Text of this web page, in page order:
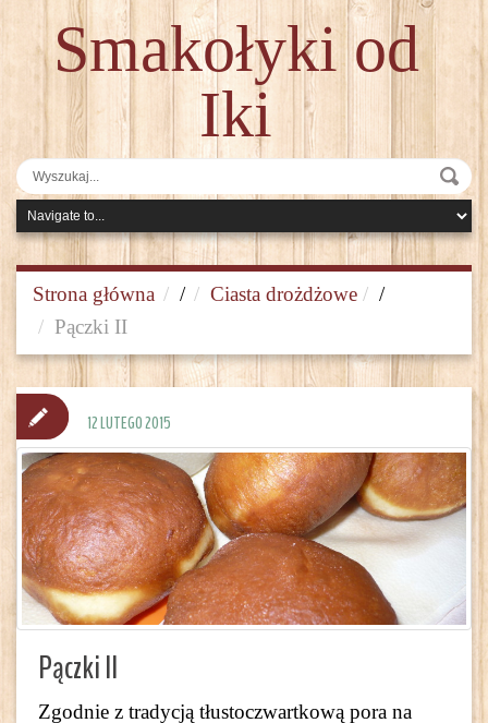
Smakołyki od
Iki
Strona główna / Ciasta drożdżowe
/
Pączki II
Pączki II
Zgodnie z tradycją tłustoczwartkową pora na
12 LUTEGO 2015